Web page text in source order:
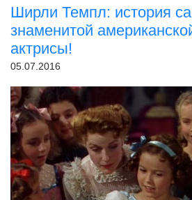
Ширли Темпл: история
знаменитой
актрисы!
05.07.2016